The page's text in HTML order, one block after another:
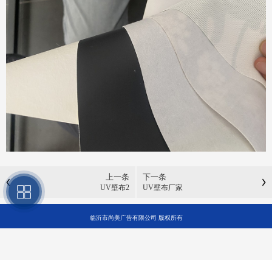
上一条
UV壁布2
下一条
UV壁布厂家
临沂市尚美广告有限公司 版权所有